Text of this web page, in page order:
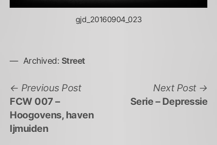
gjd_20160904_023
Archived: Street
Bericht
navigatie
Previous PostPrevious
FCW 007 –
Hoogovens, haven
Ijmuiden
Next Post
Serie – Depressie